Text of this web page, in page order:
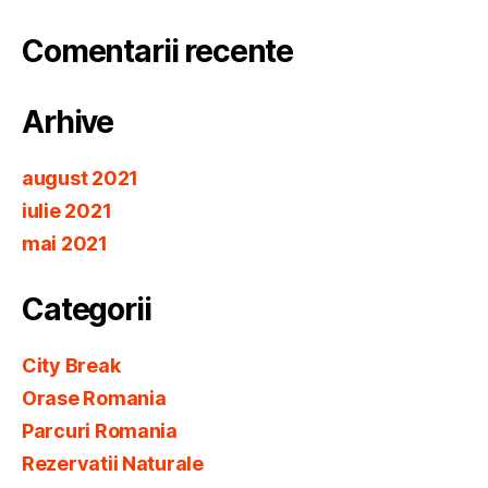
Comentarii recente
Arhive
august 2021
iulie 2021
mai 2021
Categorii
City Break
Orase Romania
Parcuri Romania
Rezervatii Naturale